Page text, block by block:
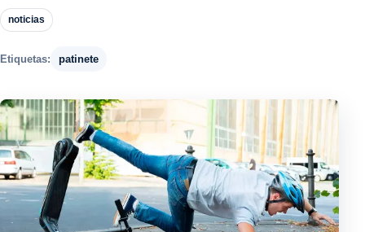
noticias
Etiquetas: patinete